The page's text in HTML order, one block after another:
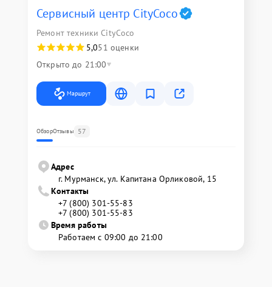
Сервисный центр CityCoco
Ремонт техники CityCoco
5,051 оценки
Открыто до 21:00
Маршрут
ОбзорОтзывы 57
Адрес
г. Мурманск, ул. Капитана Орликовой, 15
Контакты
+7 (800) 301-55-83
+7 (800) 301-55-83
Время работы
Работаем с 09:00 до 21:00